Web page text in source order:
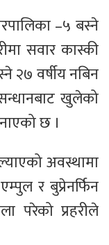
–५ बस्ने
सवार कास्की
२७ वर्षीय नबिन
खुलेको
छ ।
अवस्थामा
र बुप्रेनर्फिन
परेको प्रहरीले